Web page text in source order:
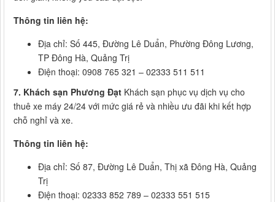
Thông tin liên hệ:
Địa chỉ: Số 445, Đường Lê Duẩn, Phường Đông Lương,
TP Đông Hà, Quảng Trị
Điện thoại: 0908 765 321 – 02333 511 511
7. Khách sạn Phương Đạt Khách sạn phục vụ dịch vụ cho
thuê xe máy 24/24 với mức giá rẻ và nhiều ưu đãi khi kết hợp
chỗ nghỉ và xe.
Thông tin liên hệ:
Địa chỉ: Số 87, Đường Lê Duẩn, Thị xã Đông Hà, Quảng
Trị
Điện thoại: 02333 852 789 – 02333 551 515